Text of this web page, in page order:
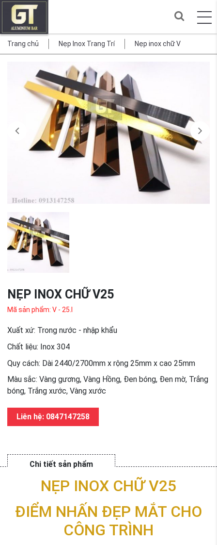
Trang chủ Nẹp Inox Trang Trí Nẹp inox chữ V
NẸP INOX CHỮ V25
Mã sản phẩm: V - 25.I
Xuất xứ: Trong nước - nhập khẩu
Chất liệu: Inox 304
Quy cách: Dài 2440/2700mm x rộng 25mm x cao 25mm
Màu sắc: Vàng gương, Vàng Hồng, Đen bóng, Đen mờ, Trắng
bóng, Trắng xước, Vàng xước
Liên hệ: 0847147258
Chi tiết sản phẩm
NẸP INOX CHỮ V25
ĐIỂM NHẤN ĐẸP MẮT CHO
CÔNG TRÌNH